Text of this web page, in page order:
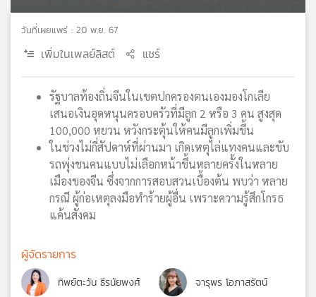
แผนที่
วันที่เผยแพร่ : 20 พ.ย. 67
เพิ่มในเพลย์ลิสต์ แชร์
รัฐบาลท้องถิ่นจีนในเขตปกครองตนเองมองโกเลีย
เสนอเงินอุดหนุนครอบครัวที่มีลูก 2 หรือ 3 คน สูงสุด
100,000 หยวน หวังกระตุ้นให้คนมีลูกเพิ่มขึ้น
ในช่วงไม่กี่สัปดาห์ที่ผ่านมา เกิดเหตุไล่แทงคนและขับ
รถพุ่งชนคนแบบไม่เลือกหน้าขึ้นหลายครั้งในหลาย
เมืองของจีน ซึ่งจากการสอบสวนเบื้องต้น พบว่า หลาย
กรณี ผู้ก่อเหตุลงมือทำร้ายผู้อื่น เพราะความรู้สึกโกรธ
แค้นสังคม
ผู้จัดรายการ
ทิพย์ตะวัน ธีรนัยพงศ์ จารุพร โอภาสรัตน์